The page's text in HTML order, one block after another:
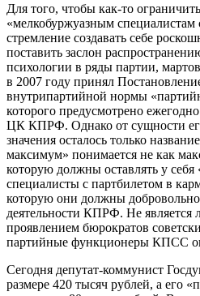
Для того, чтобы как-то
«мелкобуржуазным специалистам
стремление создавать себе
поставить заслон
психологии в ряды партии,
в 2007 году принял
внутрипартийной нормы
которого предусмотрено
ЦК КПРФ. Однако от сущности
значения осталось только
максимум» понимается не как
которую должны оставлять у себя
специалисты с партбилетом в
которую они должны
деятельности КПРФ. Не является
проявлением бюрократов
партийные функционеры КПСС
Сегодня депутат-коммунист
размере 420 тысяч рублей, а его